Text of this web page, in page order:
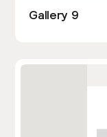
Gallery 9